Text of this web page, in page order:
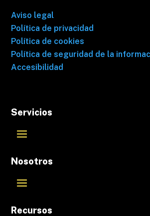
Aviso legal
Política de privacidad
Política de cookies
Política de seguridad de la
Accesibilidad
Servicios
Nosotros
Recursos